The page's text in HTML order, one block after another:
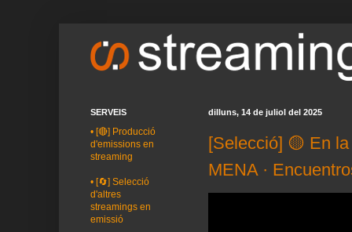
dilluns, 14 de juliol del 2025
[Selecció] 🟡 En
MENA ·
SERVEIS
• [🔴] Producció
d'emissions en
streaming
• [🔄] Selecció
d'altres
streamings en
emissió